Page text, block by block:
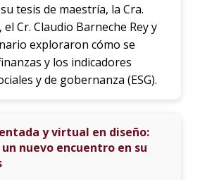
tesis de maestría, la Cra.
el Cr. Claudio Barneche Rey y
exploraron cómo se
y los indicadores
y de gobernanza (ESG).
y virtual en diseño:
nuevo encuentro en su